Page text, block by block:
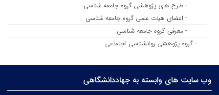
- طرح های پژوهشی گروه جامعه شناسی
- اعضای هیات علمی گروه جامعه شناسی
- معرفی گروه جامعه شناسی
- گروه پژوهشی روانشناسی اجتماعی
وب سایت های وابسته به جهاددانشگاهی